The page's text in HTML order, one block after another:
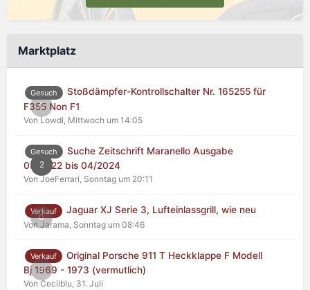
Marktplatz
0
Gesuch
Stoßdämpfer-Kontrollschalter Nr. 165255 für
F355 Non F1
Von Lowdi, Mittwoch um 14:05
2
Gesuch
Suche Zeitschrift Maranello Ausgabe
04/2022 bis 04/2024
Von JoeFerrari, Sonntag um 20:11
0
Verkauf Jaguar XJ Serie 3, Lufteinlassgrill, wie neu
Von Jarama, Sonntag um 08:46
0
Verkauf
Original Porsche 911 T Heckklappe F Modell
Bj 1969 - 1973 (vermutlich)
Von Cecilblu, 31. Juli